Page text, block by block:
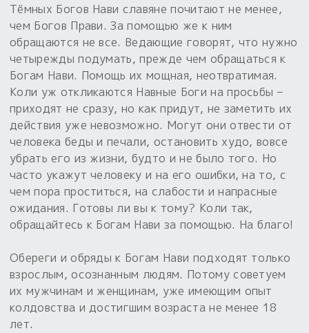
Коллекции
Наборы для курсов и книг
Обереги славян нательные
Обереги для дома и машины
Обрядовые предметы
Расходные материалы
Готовые заговоры и обряды
Сундучок
Магия
Библиография
Об авторе и издательстве
Наборы для книг
Электронные книги
Материалы
Для алтаря
Расходные материалы
Гадание он-лайн
Приложение для гадания
30 вариантов раскладов по системе Рез Рода:
Готовые заговоры
Для чего:
Предметы
Магические наборы
Для алтаря
Расходные материалы
С чего начать?
Новые книги
в лавке!
«Резы Рода. Нежиты» и «Резы
Рода.Духи-Хозяева» с колодами
толковники со значениями, раскладами,
толкованиями колод
Тёмных Богов Нави славяне почитают не менее,
чем Богов Прави. За помощью же к ним
обращаются не все. Ведающие говорят, что нужно
четырежды подумать, прежде чем обращаться к
Богам Нави. Помощь их мощная, неотвратимая.
Коли уж откликаются Навные Боги на просьбы –
приходят не сразу, но как придут, не заметить их
действия уже невозможно. Могут они отвести от
человека беды и печали, остановить худо, вовсе
убрать его из жизни, будто и не было того. Но
часто укажут человеку и на его ошибки, на то, с
чем пора проститься, на слабости и напрасные
ожидания. Готовы ли вы к тому? Коли так,
обращайтесь к Богам Нави за помощью. На благо!
Обереги и обряды к Богам Нави подходят только
взрослым, осознанным людям. Потому советуем
их мужчинам и женщинам, уже имеющим опыт
колдовства и достигшим возраста не менее 18
лет.